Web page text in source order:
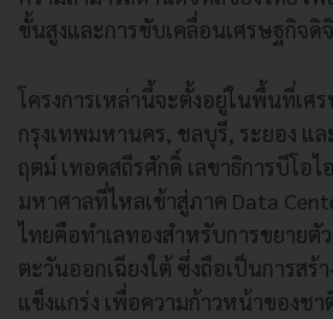
ขั้นสูงและการขับเคลื่อนเศรษฐกิจดิ
โครงการเหล่านี้จะตั้งอยู่ในพื้นที่เศ
กรุงเทพมหานคร, ชลบุรี, ระยอง แ
ฤตม์ เทอดสถีรศักดิ์ เลขาธิการบีโอไ
มหาศาลที่ไหลเข้าสู่ภาค Data
ไทยคือทำเลทองสำหรับการขยายตั
ตะวันออกเฉียงใต้ ซึ่งถือเป็นการสร้
แข็งแกร่ง เพื่อความก้าวหน้าของช